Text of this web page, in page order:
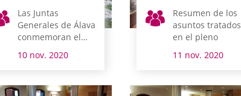
Las Juntas
Generales de Álava
conmemoran el
10 nov. 2020
Resumen de los
asuntos tratados
en el pleno
11 nov. 2020